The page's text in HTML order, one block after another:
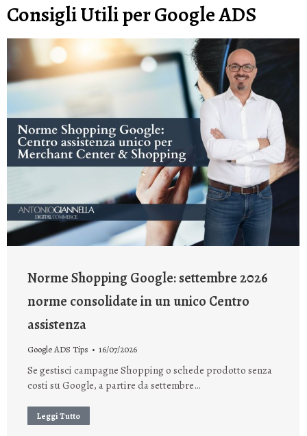
Consigli Utili per Google ADS
Norme Shopping Google: settembre 2026
norme consolidate in un unico Centro
assistenza
Google ADS Tips 16/07/2026
Se gestisci campagne Shopping o schede prodotto senza
costi su Google, a partire da settembre…
Leggi Tutto